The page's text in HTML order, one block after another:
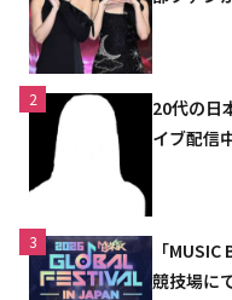
2
20代の日
イブ配信
3
「
競技場に